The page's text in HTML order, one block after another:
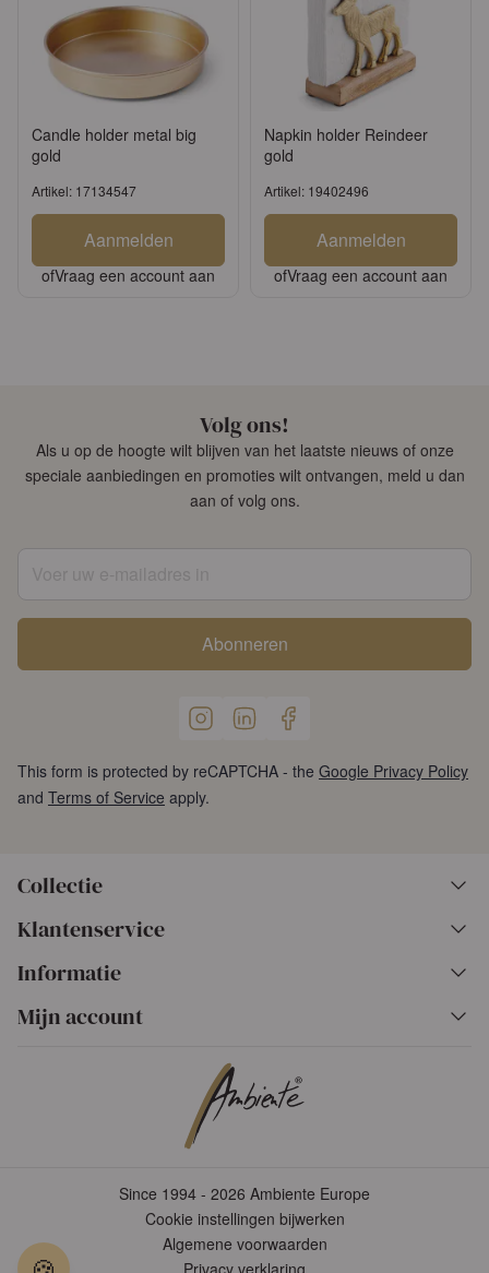
Candle holder metal big
gold
Artikel: 17134547
Aanmelden
ofVraag een account aan
Napkin holder Reindeer
gold
Artikel: 19402496
Aanmelden
ofVraag een account aan
Volg ons!
Als u op de hoogte wilt blijven van het laatste nieuws of onze
speciale aanbiedingen en promoties wilt ontvangen, meld u dan
aan of volg ons.
Abonneren
This form is protected by reCAPTCHA - the Google Privacy Policy
and Terms of Service apply.
Collectie
Klantenservice
Informatie
Mijn account
Since 1994 - 2026 Ambiente Europe
Cookie instellingen bijwerken
Algemene voorwaarden
Privacy verklaring